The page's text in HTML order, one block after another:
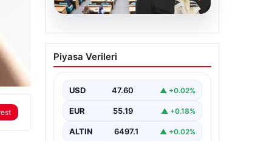
05.08.2026
Üsküdar Belediyesi’nde
başkanvekili Sibel Tan
Piyasa Verileri
USD 47.60 ▲ +0.02%
EUR 55.19 ▲ +0.18%
ALTIN 6497.1 ▲ +0.02%